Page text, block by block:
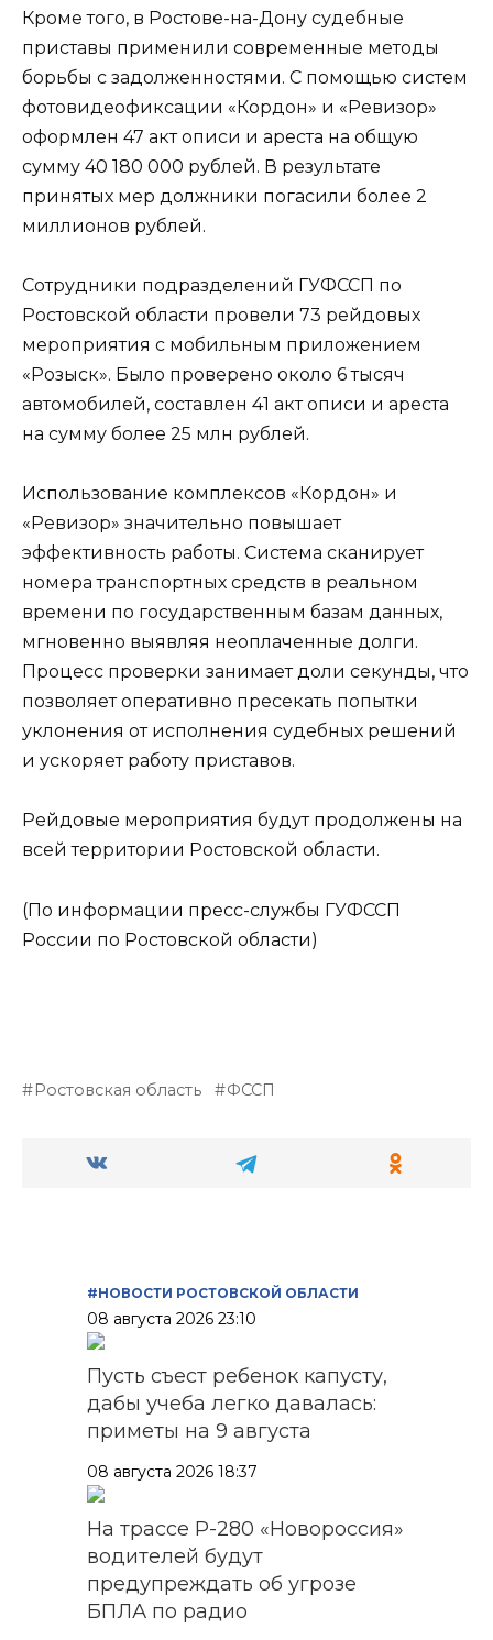
Кроме того, в Ростове-на-Дону судебные
приставы применили современные методы
борьбы с задолженностями. С помощью систем
фотовидеофиксации «Кордон» и «Ревизор»
оформлен 47 акт описи и ареста на общую
сумму 40 180 000 рублей. В результате
принятых мер должники погасили более 2
миллионов рублей.
Сотрудники подразделений ГУФССП по
Ростовской области провели 73 рейдовых
мероприятия с мобильным приложением
«Розыск». Было проверено около 6 тысяч
автомобилей, составлен 41 акт описи и ареста
на сумму более 25 млн рублей.
Использование комплексов «Кордон» и
«Ревизор» значительно повышает
эффективность работы. Система сканирует
номера транспортных средств в реальном
времени по государственным базам данных,
мгновенно выявляя неоплаченные долги.
Процесс проверки занимает доли секунды, что
позволяет оперативно пресекать попытки
уклонения от исполнения судебных решений
и ускоряет работу приставов.
Рейдовые мероприятия будут продолжены на
всей территории Ростовской области.
(По информации пресс-службы ГУФССП
России по Ростовской области)
Ростовская область ФССП
#НОВОСТИ РОСТОВСКОЙ ОБЛАСТИ
08 августа 2026 23:10
Пусть съест ребенок капусту,
дабы учеба легко давалась:
приметы на 9 августа
08 августа 2026 18:37
На трассе Р-280 «Новороссия»
водителей будут
предупреждать об угрозе
БПЛА по радио